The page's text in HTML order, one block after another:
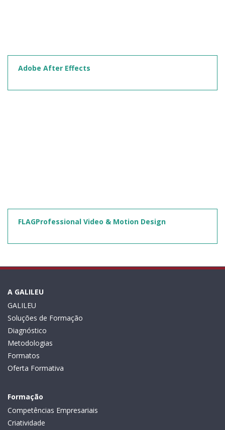
Adobe After Effects
FLAGProfessional Video & Motion Design
A GALILEU
GALILEU
Soluções de Formação
Diagnóstico
Metodologias
Formatos
Oferta Formativa
Formação
Competências Empresariais
Criatividade